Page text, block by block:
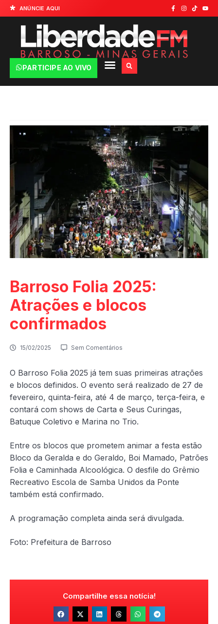
ANÚNCIE AQUI
PARTICIPE AO VIVO
Barroso Folia 2025:
Atrações e blocos
confirmados
15/02/2025 Sem Comentários
O Barroso Folia 2025 já tem suas primeiras atrações
e blocos definidos. O evento será realizado de 27 de
fevereiro, quinta-feira, até 4 de março, terça-feira, e
contará com shows de Carta e Seus Curingas,
Batuque Coletivo e Marina no Trio.
Entre os blocos que prometem animar a festa estão
Bloco da Geralda e do Geraldo, Boi Mamado, Patrões
Folia e Caminhada Alcoológica. O desfile do Grêmio
Recreativo Escola de Samba Unidos da Ponte
também está confirmado.
A programação completa ainda será divulgada.
Foto: Prefeitura de Barroso
Compartilhe essa notícia!